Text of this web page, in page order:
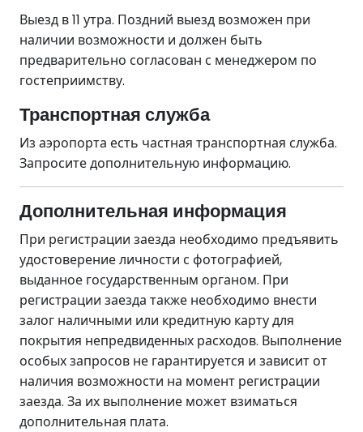
Выезд в 11 утра. Поздний выезд возможен при
наличии возможности и должен быть
предварительно согласован с менеджером по
гостеприимству.
Транспортная служба
Из аэропорта есть частная транспортная служба.
Запросите дополнительную информацию.
Дополнительная информация
При регистрации заезда необходимо предъявить
удостоверение личности с фотографией,
выданное государственным органом. При
регистрации заезда также необходимо внести
залог наличными или кредитную карту для
покрытия непредвиденных расходов. Выполнение
особых запросов не гарантируется и зависит от
наличия возможности на момент регистрации
заезда. За их выполнение может взиматься
дополнительная плата.